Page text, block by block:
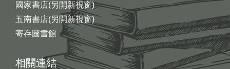
國家書店(另開新視窗)
五南書店(另開新視窗)
寄存圖書館
相關連結